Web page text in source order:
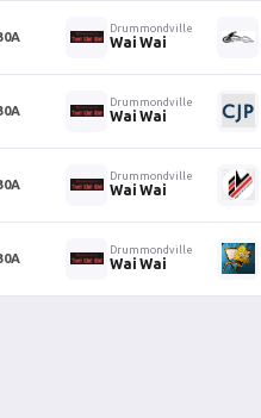
Drummondville
Wai Wai
Drummondville
Wai Wai
Drummondville
Wai Wai
Drummondville
Wai Wai